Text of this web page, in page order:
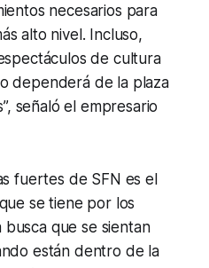
necesarios para
alto nivel. Incluso,
de cultura
dependerá de la plaza
señaló el empresario
fuertes de SFN es el
se tiene por los
que se sientan
están dentro de la